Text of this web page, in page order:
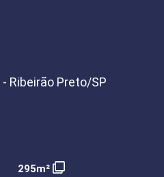
Ribeirão Preto/SP
295m²